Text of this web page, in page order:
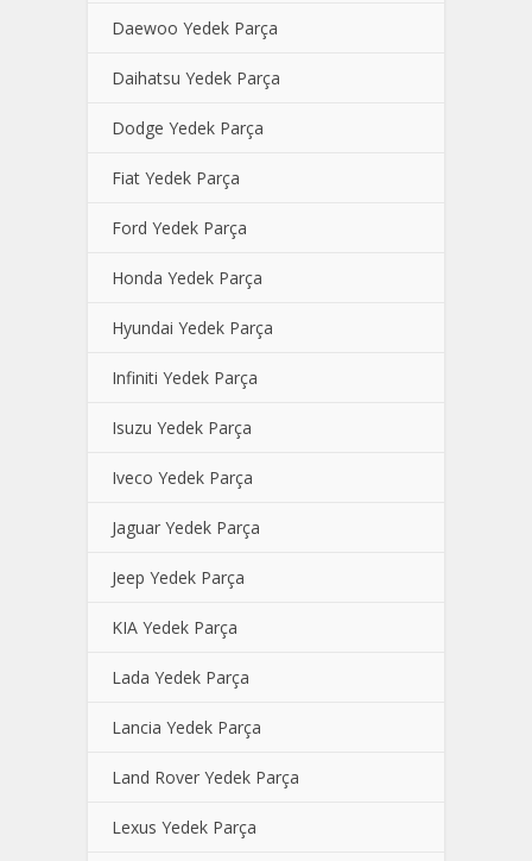
Daewoo Yedek Parça
Daihatsu Yedek Parça
Dodge Yedek Parça
Fiat Yedek Parça
Ford Yedek Parça
Honda Yedek Parça
Hyundai Yedek Parça
Infiniti Yedek Parça
Isuzu Yedek Parça
Iveco Yedek Parça
Jaguar Yedek Parça
Jeep Yedek Parça
KIA Yedek Parça
Lada Yedek Parça
Lancia Yedek Parça
Land Rover Yedek Parça
Lexus Yedek Parça